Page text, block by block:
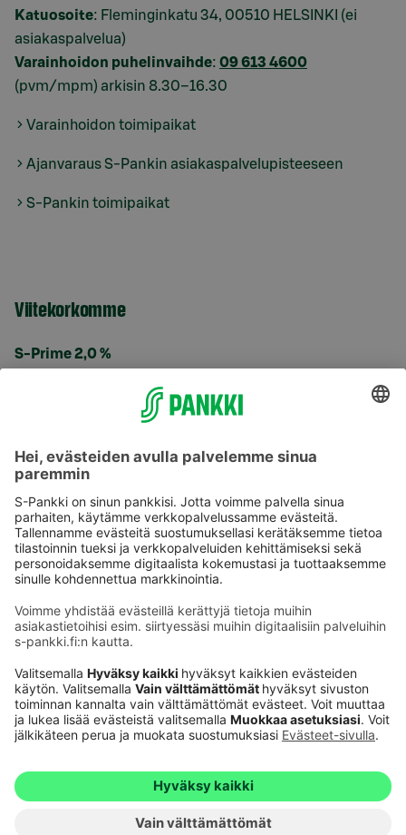
Katuosoite: Fleminginkatu 34, 00510 HELSINKI (ei
asiakaspalvelua)
Varainhoidon puhelinvaihde: 09 613 4600
(pvm/mpm) arkisin 8.30–16.30
Varainhoidon toimipaikat
Ajanvaraus S-Pankin asiakaspalvelupisteeseen
S-Pankin toimipaikat
Viitekorkomme
S-Prime 2,0 %
Käyttöehdot
Saavutettavuusseloste
Evästeet
Verkkopalvelujen käytön edellytykset